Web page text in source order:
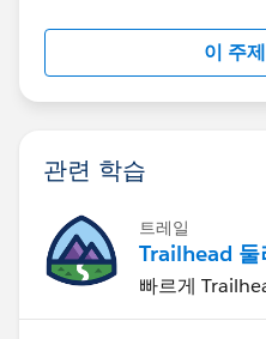
이 주
관련 학습
트레일
Trailhead 둘
빠르게